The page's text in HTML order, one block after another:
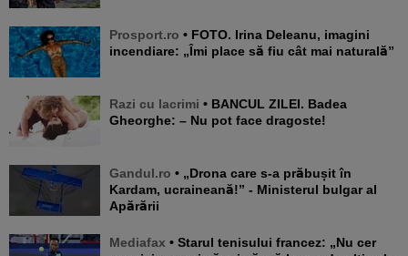
Prosport.ro • FOTO. Irina Deleanu, imagini
incendiare: „Îmi place să fiu cât mai naturală”
Razi cu lacrimi • BANCUL ZILEI. Badea
Gheorghe: – Nu pot face dragoste!
Gandul.ro • „Drona care s-a prăbușit în
Kardam, ucraineană!” - Ministerul bulgar al
Apărării
Mediafax • Starul tenisului francez: „Nu cer